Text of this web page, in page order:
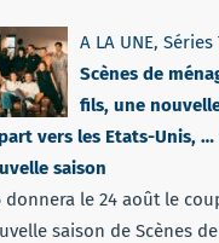
A LA UNE, Séries
Scènes de
fils, une
vers les Etats-Unis,
saison
donnera le 24 août le
saison de Scènes